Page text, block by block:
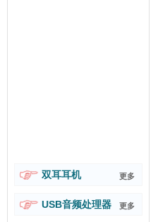
双耳耳机 更多
USB音频处理器 更多